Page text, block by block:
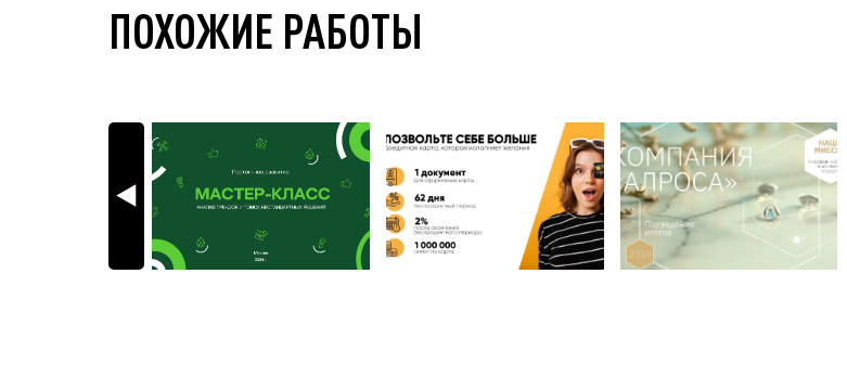
ПОХОЖИЕ РАБОТЫ